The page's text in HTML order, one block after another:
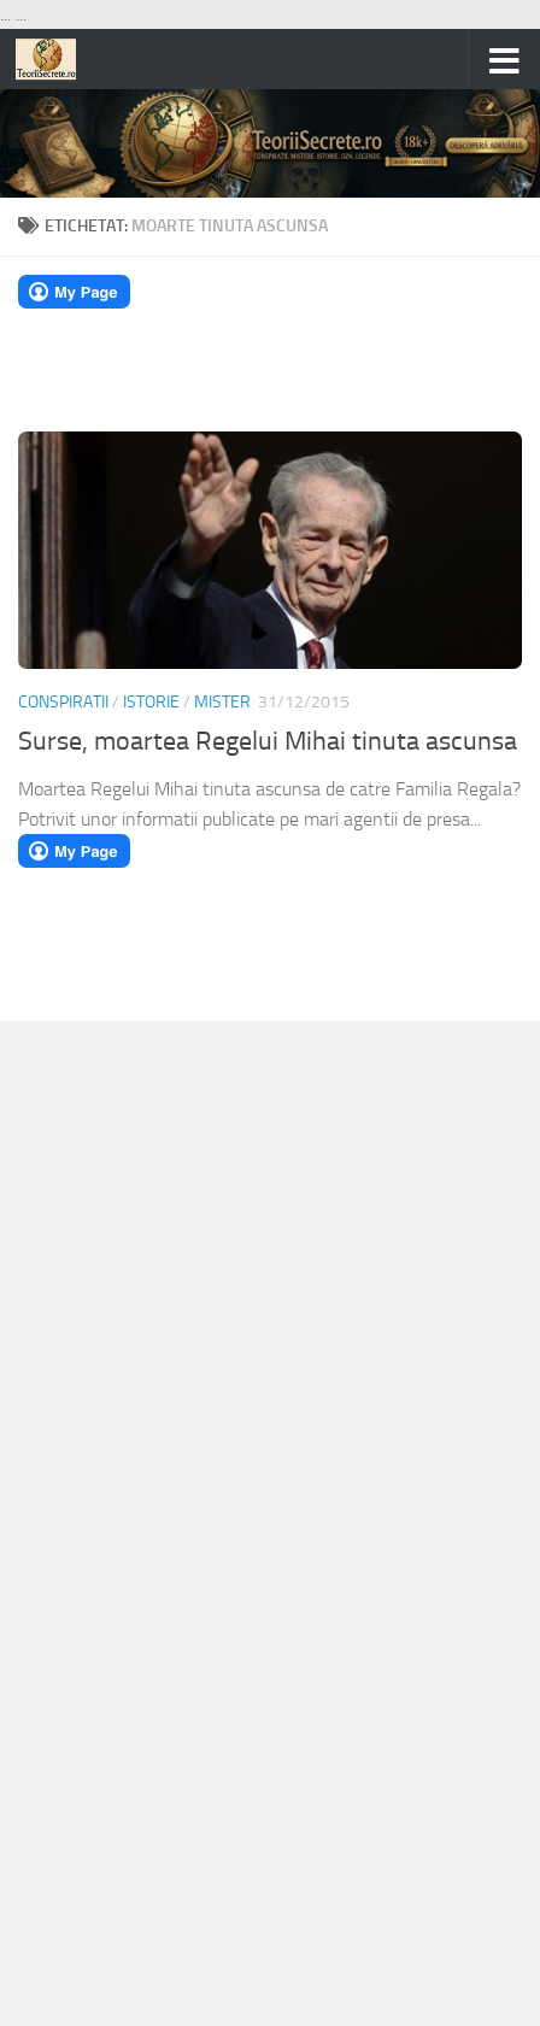
... ...
Skip to content
ETICHETAT: MOARTE TINUTA ASCUNSA
CONSPIRATII/ ISTORIE / MISTER 31/12/2015
Surse, moartea Regelui Mihai tinuta ascunsa
Moartea Regelui Mihai tinuta ascunsa de catre Familia Regala?
Potrivit unor informatii publicate pe mari agentii de presa...